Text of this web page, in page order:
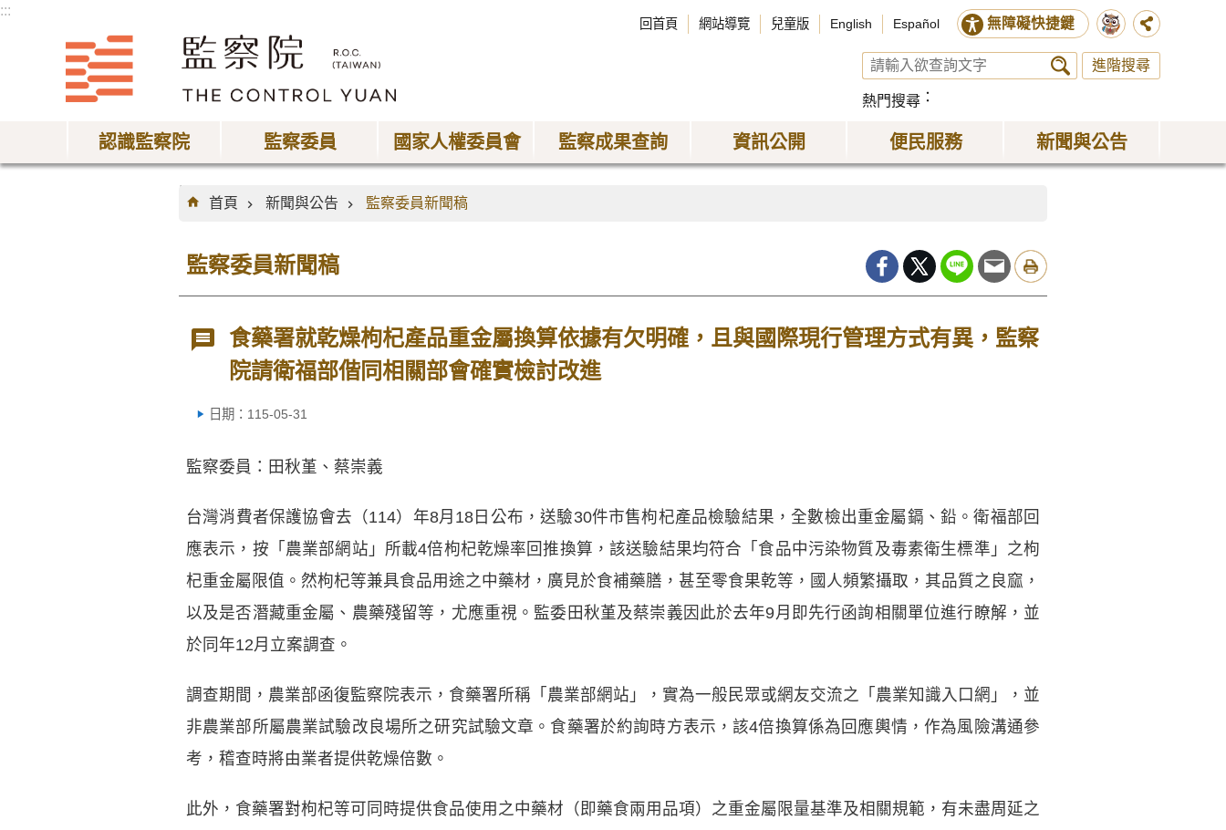
:::
回首頁 網站導覽 兒童版 English Español 無障礙快捷鍵
進階搜尋
熱門搜尋
認識監察院 監察委員 國家人權委員會 監察成果查詢 資訊公開 便民服務 新聞與公告
:::
首頁
新聞與公告 監察委員新聞稿
監察委員新聞稿
食藥署就乾燥枸杞產品重金屬換算依據有欠明確，且與國際現行管理方式有異，監察
院請衛福部偕同相關部會確實檢討改進
日期：115-05-31
監察委員：田秋堇、蔡崇義
台灣消費者保護協會去（114）年8月18日公布，送驗30件市售枸杞產品檢驗結果，全數檢出重金屬鎘、鉛。衛福部回
應表示，按「農業部網站」所載4倍枸杞乾燥率回推換算，該送驗結果均符合「食品中污染物質及毒素衛生標準」之枸
杞重金屬限值。然枸杞等兼具食品用途之中藥材，廣見於食補藥膳，甚至零食果乾等，國人頻繁攝取，其品質之良窳，
以及是否潛藏重金屬、農藥殘留等，尤應重視。監委田秋堇及蔡崇義因此於去年9月即先行函詢相關單位進行瞭解，並
於同年12月立案調查。
調查期間，農業部函復監察院表示，食藥署所稱「農業部網站」，實為一般民眾或網友交流之「農業知識入口網」，並
非農業部所屬農業試驗改良場所之研究試驗文章。食藥署於約詢時方表示，該4倍換算係為回應輿情，作為風險溝通參
考，稽查時將由業者提供乾燥倍數。
此外，食藥署對枸杞等可同時提供食品使用之中藥材（即藥食兩用品項）之重金屬限量基準及相關規範，有未盡周延之